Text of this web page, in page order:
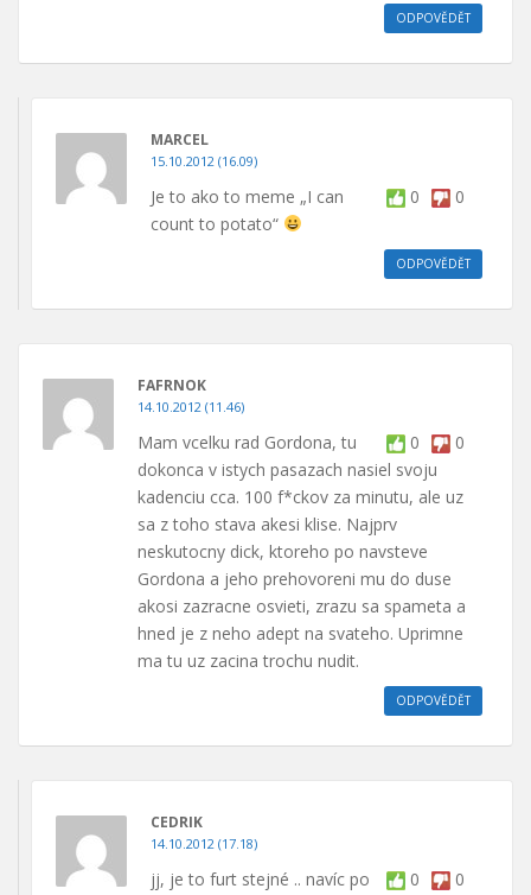
ODPOVĚDĚT
MARCEL
15.10.2012 (16.09)
0 0
Je to ako to meme „I can
count to potato“
ODPOVĚDĚT
FAFRNOK
14.10.2012 (11.46)
0 0
Mam vcelku rad Gordona, tu
dokonca v istych pasazach nasiel svoju
kadenciu cca. 100 f*ckov za minutu, ale uz
sa z toho stava akesi klise. Najprv
neskutocny dick, ktoreho po navsteve
Gordona a jeho prehovoreni mu do duse
akosi zazracne osvieti, zrazu sa spameta a
hned je z neho adept na svateho. Uprimne
ma tu uz zacina trochu nudit.
ODPOVĚDĚT
CEDRIK
14.10.2012 (17.18)
0 0
jj, je to furt stejné .. navíc po